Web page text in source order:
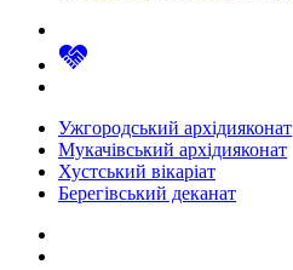
Ужгородський архідияконат
Мукачівський архідияконат
Хустський вікаріат
Берегівський деканат